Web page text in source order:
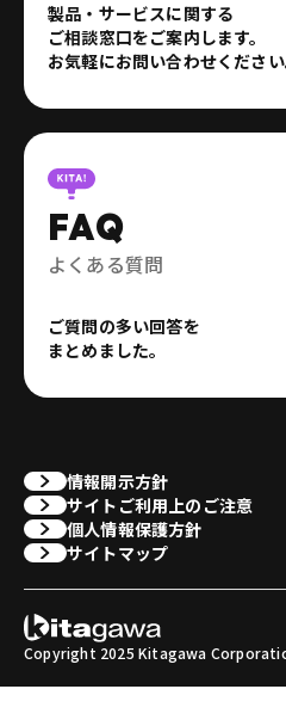
製品・サービスに関する
ご相談窓口をご案内します。
お気軽にお問い合わせください
FAQ
よくある質問
ご質問の多い回答を
まとめました。
情報開示方針
サイトご利用上のご注意
個人情報保護方針
サイトマップ
Copyright 2025 Kitagawa